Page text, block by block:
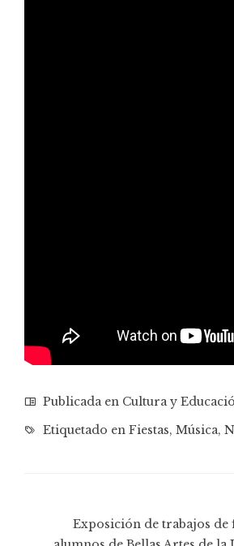
Publicada en Cultura y
Etiquetado en Fiestas, Música,
Exposición de trabajos de